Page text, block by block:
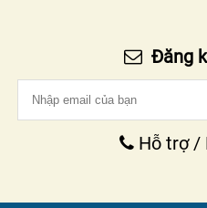
Đăng
Hỗ trợ /